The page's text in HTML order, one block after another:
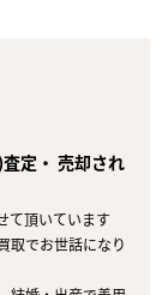
定・ 売却され
て頂いています
取でお世話になり